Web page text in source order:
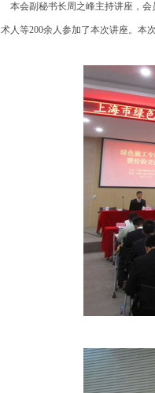
本会副秘书长周之峰主持讲座，会
术人等200余人参加了本次讲座。本